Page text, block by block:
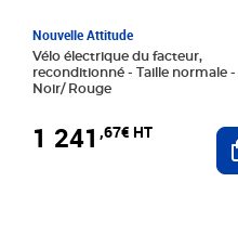
Nouvelle Attitude
Vélo électrique du facteur,
reconditionné - Taille normale -
Noir/ Rouge
1 241 ,67€ HT